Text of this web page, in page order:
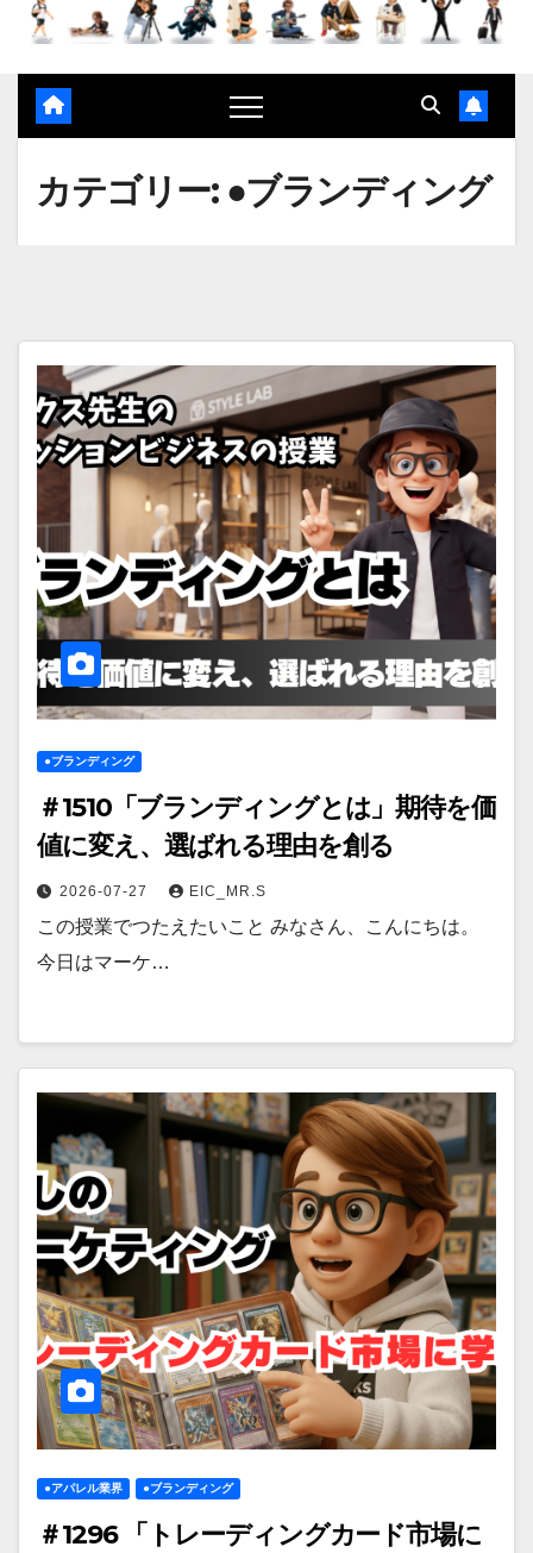
カテゴリー: ●ブランディング
●ブランディング
＃1510「ブランディングとは」期待を価
値に変え、選ばれる理由を創る
2026-07-27 EIC_MR.S
この授業でつたえたいこと みなさん、こんにちは。
今日はマーケ…
●アパレル業界 ●ブランディング
＃1296 「トレーディングカード市場に